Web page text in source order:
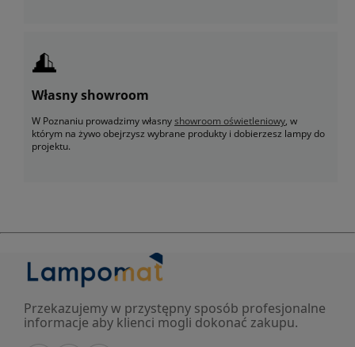
Własny showroom
W Poznaniu prowadzimy własnyshowroom oświetleniowy, w
którym na żywo obejrzysz wybrane produkty i dobierzesz lampy do
projektu.
Przekazujemy w przystępny sposób profesjonalne
informacje aby klienci mogli dokonać zakupu.